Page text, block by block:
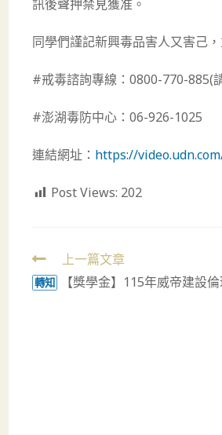
訊後聲押禁見獲准。
同學們謹記新興毒品害人又害己
#戒毒諮詢專線：0800-770-885(
#澎湖毒防中心：06-926-1025
連結網址： https://
Post Views: 202
Read
more
上一篇文章
轉知 【獎學金】115年威帝建設